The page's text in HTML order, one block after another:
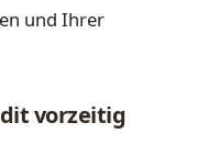
und Ihrer
vorzeitig